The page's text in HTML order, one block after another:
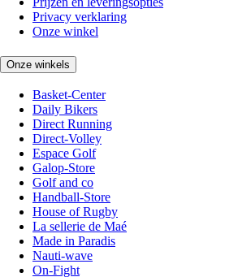
Privacy verklaring
Onze winkel
Onze winkels
Basket-Center
Daily Bikers
Direct Running
Direct-Volley
Espace Golf
Galop-Store
Golf and co
Handball-Store
House of Rugby
La sellerie de Maé
Made in Paradis
Nauti-wave
On-Fight